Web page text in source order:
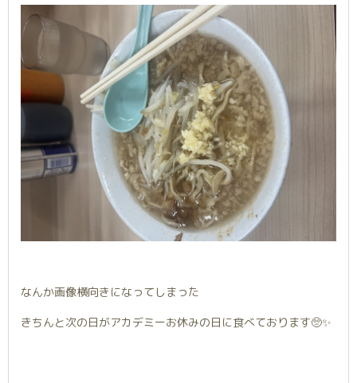
なんか画像横向きになってしまった
きちんと次の日がアカデミーお休みの日に食べております🥺✨